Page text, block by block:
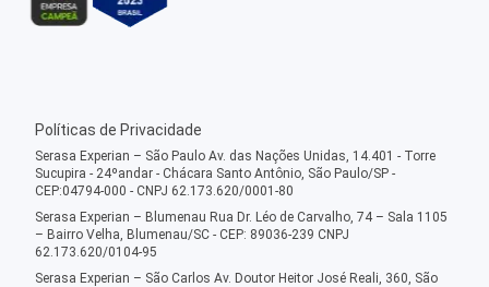
Políticas de Privacidade
Serasa Experian – São Paulo Av. das Nações Unidas, 14.401 - Torre
Sucupira - 24ºandar - Chácara Santo Antônio, São Paulo/SP -
CEP:04794-000 - CNPJ 62.173.620/0001-80
Serasa Experian – Blumenau Rua Dr. Léo de Carvalho, 74 – Sala 1105
– Bairro Velha, Blumenau/SC - CEP: 89036-239 CNPJ
62.173.620/0104-95
Serasa Experian – São Carlos Av. Doutor Heitor José Reali, 360, São